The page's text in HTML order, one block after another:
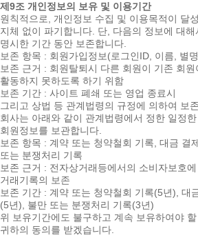
제9조 개인정보의 보유 및 이용기간
원칙적으로, 개인정보 수집 및 이용목적이 달
지체 없이 파기합니다. 단, 다음의 정보에 대
명시한 기간 동안 보존합니다.
보존 항목 : 회원가입정보(로그인ID, 이름, 별
보존 근거 : 회원탈퇴시 다른 회원이 기존 회
활동하지 못하도록 하기 위함
보존 기간 : 사이트 폐쇄 또는 영업 종료시
그리고 상법 등 관계법령의 규정에 의하여 보
회사는 아래와 같이 관계법령에서 정한 일정
회원정보를 보관합니다.
보존 항목 : 계약 또는 청약철회 기록, 대금 결
또는 분쟁처리 기록
보존 근거 : 전자상거래등에서의 소비자보호
거래기록의 보존
보존 기간 : 계약 또는 청약철회 기록(5년), 대
(5년), 불만 또는 분쟁처리 기록(3년)
위 보유기간에도 불구하고 계속 보유하여야
귀하의 동의를 받겠습니다.